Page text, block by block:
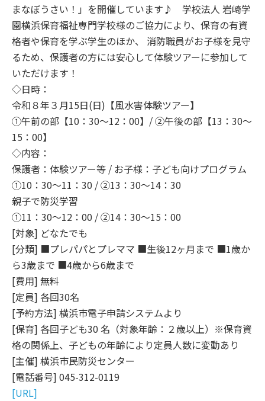
まなぼうさい！」を開催しています♪ 学校法人 岩崎学
園横浜保育福祉専門学校様のご協力により、保育の有資
格者や保育を学ぶ学生のほか、 消防職員がお子様を見守
るため、保護者の方には安心して体験ツアーに参加して
いただけます！
◇日時：
令和８年３月15日(日)【風水害体験ツアー】
①午前の部【10：30～12：00】/ ②午後の部【13：30～
15：00】
◇内容：
保護者：体験ツアー等 / お子様：子ども向けプログラム
①10：30～11：30 / ②13：30～14：30
親子で防災学習
①11：30～12：00 / ②14：30～15：00
[対象] どなたでも
[分類] ■プレパパとプレママ ■生後12ヶ月まで ■1歳か
ら3歳まで ■4歳から6歳まで
[費用] 無料
[定員] 各回30名
[予約方法] 横浜市電子申請システムより
[保育] 各回子ども30 名（対象年齢：２歳以上）※保育資
格の関係上、子どもの年齢により定員人数に変動あり
[主催] 横浜市民防災センター
[電話番号] 045-312-0119
[URL]